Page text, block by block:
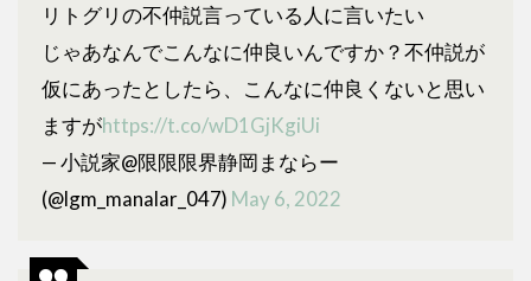
リトグリの不仲説言っている人に言いたい
じゃあなんでこんなに仲良いんですか？不仲説が
仮にあったとしたら、こんなに仲良くないと思い
ますがhttps://t.co/wD1GjKgiUi
— 小説家@限限限界静岡まならー
(@lgm_manalar_047) May 6, 2022